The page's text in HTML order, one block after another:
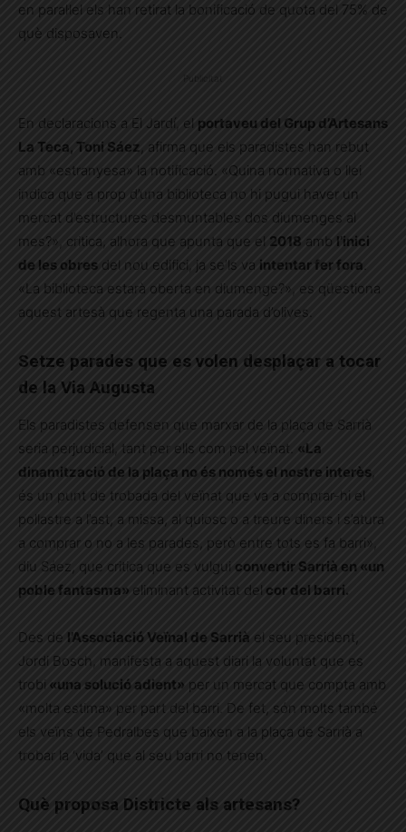
en paral·lel els han retirat la bonificació de quota del 75% de
què disposaven.
En declaracions a El Jardí, el portaveu del Grup d’Artesans
La Teca, Toni Sáez, afirma que els paradistes han rebut
amb «estranyesa» la notificació. «Quina normativa o llei
indica que a prop d’una biblioteca no hi pugui haver un
mercat d’estructures desmuntables dos diumenges al
mes?», critica, alhora que apunta que el 2018 amb l’inici
de les obres del nou edifici, ja se’ls va intentar fer fora.
«La biblioteca estarà oberta en diumenge?», es qüestiona
aquest artesà que regenta una parada d’olives.
Setze parades que es volen desplaçar a tocar
de la Via Augusta
Els paradistes defensen que marxar de la plaça de Sarrià
seria perjudicial, tant per ells com pel veïnat. «La
dinamització de la plaça no és només el nostre interès
és un punt de trobada del veïnat que va a comprar-hi el
pollastre a l’ast, a missa, al quiosc o a treure diners i s’atura
a comprar o no a les parades, però entre tots es fa barri»,
diu Sáez, que critica que es vulgui convertir Sarrià en «un
poble fantasma» eliminant activitat del cor del barri.
Des de l’Associació Veïnal de Sarrià el seu president,
Jordi Bosch, manifesta a aquest diari la voluntat que es
trobi «una solució adient» per un mercat que compta amb
«molta estima» per part del barri. De fet, són molts també
els veïns de Pedralbes que baixen a la plaça de Sarrià a
trobar la ‘vida’ que al seu barri no tenen.
Què proposa Districte als artesans?